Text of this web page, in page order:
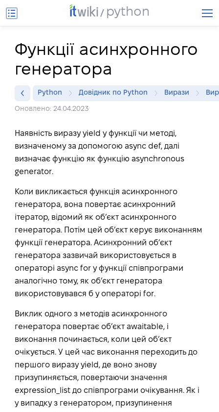
python
Функції асинхронного
генератора
Python Довідник по Python Вирази
Оновлено: 24.04.2023
Наявність виразу yield у функції чи методі,
визначеному за допомогою async def, далі
визначає функцію як функцію asynchronous
generator.
Коли викликається функція асинхронного
генератора, вона повертає асинхронний
ітератор, відомий як об’єкт асинхронного
генератора. Потім цей об’єкт керує виконанням
функції генератора. Асинхронний об’єкт
генератора зазвичай використовується в
операторі async for у функції співпрограми
аналогічно тому, як об’єкт генератора
використовувався б у операторі for.
Виклик одного з методів асинхронного
генератора повертає об’єкт awaitable, і
виконання починається, коли цей об’єкт
очікується. У цей час виконання переходить до
першого виразу yield, де воно знову
призупиняється, повертаючи значення
expression_list до співпрограми очікування. Як і
у випадку з генератором, призупинення